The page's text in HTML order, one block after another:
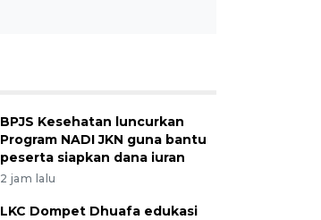
BPJS Kesehatan luncurkan
Program NADI JKN guna bantu
peserta siapkan dana iuran
2 jam lalu
LKC Dompet Dhuafa edukasi